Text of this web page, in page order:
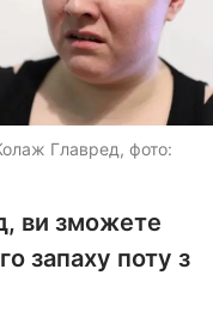
Главред, фото:
ви зможете
запаху поту з